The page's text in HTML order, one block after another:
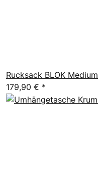
Rucksack BLOK Medium
179,90 € *